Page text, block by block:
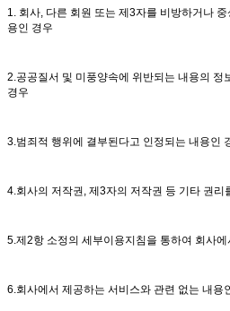
1. 회사, 다른 회원 또는 제3자를 비방하거나
용인 경우
2.공공질서 및 미풍양속에 위반되는 내용의 정
경우
3.범죄적 행위에 결부된다고 인정되는 내용인
4.회사의 저작권, 제3자의 저작권 등 기타 권리
5.제2항 소정의 세부이용지침을 통하여 회사
6.회사에서 제공하는 서비스와 관련 없는 내용